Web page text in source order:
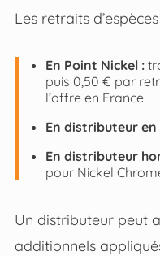
Les retraits
En Point Nickel :
puis 0,50 € par
l’offre en France.
En distributeur en
En distributeur
pour Nickel
Un distributeur peut
additionnels